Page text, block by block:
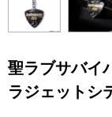
聖ラブサバイ
ラジェットシ